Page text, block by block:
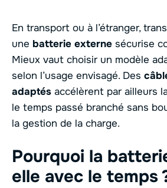
En transport ou à l’étranger,
une batterie externe sécurise
Mieux vaut choisir un modèle
selon l’usage envisagé. Des
adaptés accélèrent par ailleurs
le temps passé branché sans
la gestion de la charge.
Pourquoi la
elle avec le temps